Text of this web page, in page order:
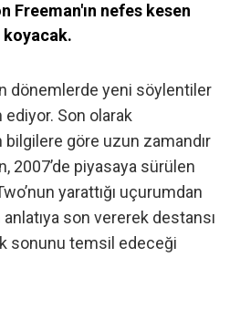
Freeman'ın nefes kesen
koyacak.
dönemlerde yeni söylentiler
ediyor. Son olarak
bilgilere göre uzun zamandır
2007’de piyasaya sürülen
yarattığı uçurumdan
son vererek destansı
sonunu temsil edeceği